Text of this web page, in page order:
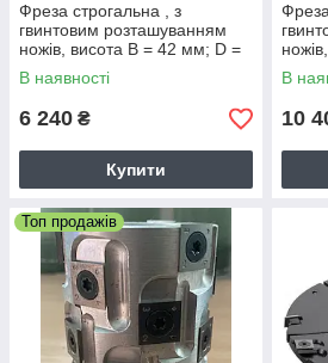
Фреза строгальна , з
гвинтовим розташуванням
ножів, висота B = 42 мм; D =
80 мм d = 40 мм
В наявності
6 240 ₴
Купити
мм, D
В
10
Топ продажів